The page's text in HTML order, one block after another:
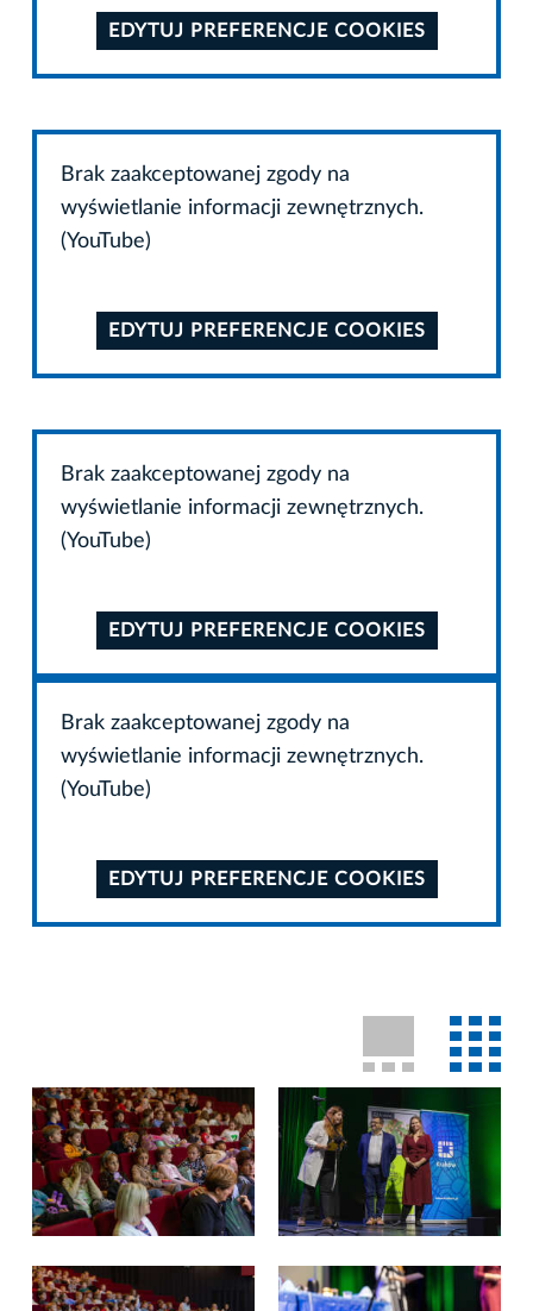
EDYTUJ PREFERENCJE COOKIES
Brak zaakceptowanej zgody na
wyświetlanie informacji zewnętrznych.
(YouTube)
EDYTUJ PREFERENCJE COOKIES
Brak zaakceptowanej zgody na
wyświetlanie informacji zewnętrznych.
(YouTube)
EDYTUJ PREFERENCJE COOKIES
Brak zaakceptowanej zgody na
wyświetlanie informacji zewnętrznych.
(YouTube)
EDYTUJ PREFERENCJE COOKIES